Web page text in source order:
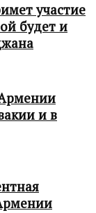
участие
будет и
и в